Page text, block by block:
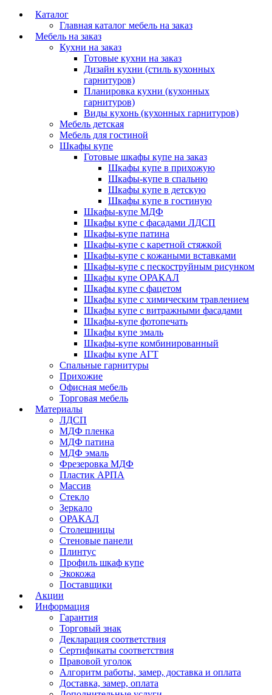
Каталог
Главная каталог мебель на заказ
Мебель на заказ
Кухни на заказ
Готовые кухни на заказ
Дизайн кухни (стиль кухонных
гарнитуров)
Планировка кухни (кухонных
гарнитуров)
Виды кухонь (кухонных гарнитуров)
Мебель детская
Мебель для гостиной
Шкафы купе
Готовые шкафы купе на заказ
Шкафы купе в прихожую
Шкафы-купе в спальню
Шкафы купе в детскую
Шкафы купе в гостиную
Шкафы-купе МДФ
Шкафы купе с фасадами ЛДСП
Шкафы-купе патина
Шкафы-купе с каретной стяжкой
Шкафы-купе с кожаными вставками
Шкафы-купе с пескоструйным рисунком
Шкафы купе ОРАКАЛ
Шкафы купе с фацетом
Шкафы купе с химическим травлением
Шкафы купе с витражными фасадами
Шкафы-купе фотопечать
Шкафы купе эмаль
Шкафы-купе комбинированный
Шкафы купе АГТ
Спальные гарнитуры
Прихожие
Офисная мебель
Торговая мебель
Материалы
ЛДСП
МДФ пленка
МДФ патина
МДФ эмаль
Фрезеровка МДФ
Пластик АРПА
Массив
Стекло
Зеркало
ОРАКАЛ
Столешницы
Стеновые панели
Плинтус
Профиль шкаф купе
Экокожа
Поставщики
Акции
Информация
Гарантия
Торговый знак
Декларация соответствия
Сертификаты соответствия
Правовой уголок
Алгоритм работы, замер, доставка и оплата
Доставка, замер, оплата